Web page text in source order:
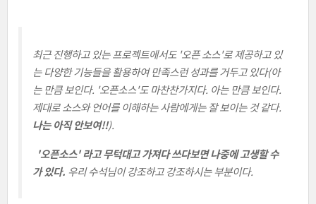
최근 진행하고 있는 프로젝트에서도 '오픈 소스'로 제공하고 있
는 다양한 기능들을 활용하여 만족스런 성과를 거두고 있다(아
는 만큼 보인다. '오픈소스'도 마찬찬가지다. 아는 만큼 보인다.
제대로 소스와 언어를 이해하는 사람에게는 잘 보이는 것 같다.
나는 아직 안보여!!).
'오픈소스' 라고 무턱대고 가져다 쓰다보면 나중에 고생할 수
가 있다. 우리 수석님이 강조하고 강조하시는 부분이다.